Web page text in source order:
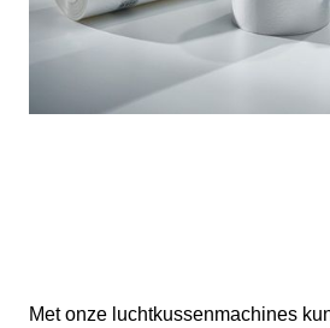
Met onze luchtkussenmachines